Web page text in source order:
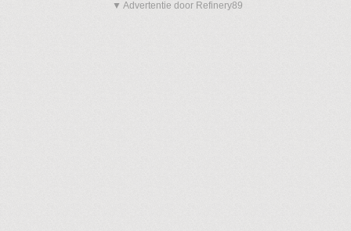
▼ Advertentie door Refinery89